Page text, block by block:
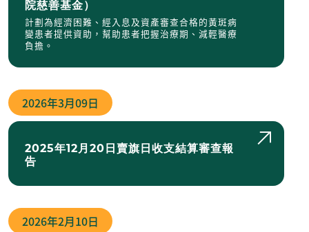
院慈善基金）
計劃為經濟困難、經入息及資產審查合格的黃斑病
變患者提供資助，幫助患者把握治療期、減輕醫療
負擔。
2026年3月09日
2025年12月20日賣旗⽇收⽀結算審查報
告
2026年2月10日